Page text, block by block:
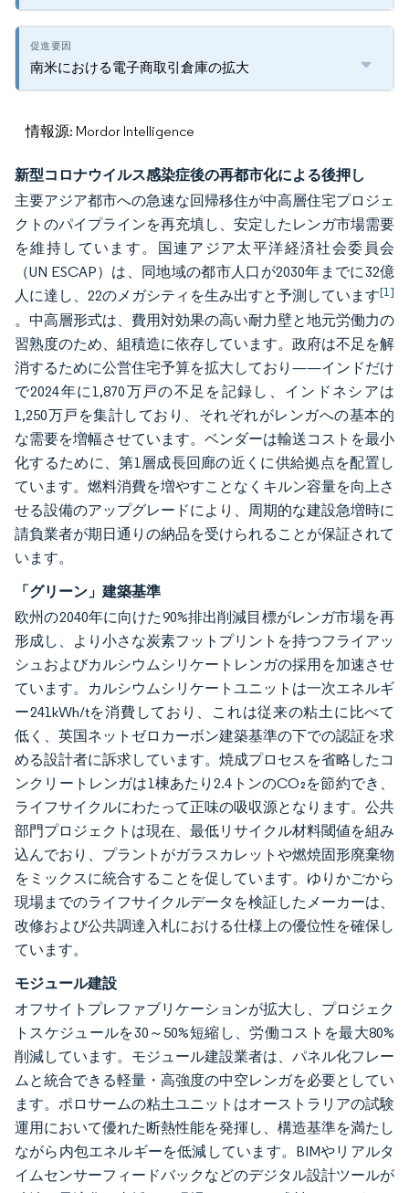
南米における電子商取引倉庫の拡大
情報源: Mordor Intelligence
新型コロナウイルス感染症後の再都市化による後押し
主要アジア都市への急速な回帰移住が中高層住宅プロジェ
クトのパイプラインを再充填し、安定したレンガ市場需要
を維持しています。国連アジア太平洋経済社会委員会
（UN ESCAP）は、同地域の都市人口が2030年までに32億
人に達し、22のメガシティを生み出すと予測しています[1]
。中高層形式は、費用対効果の高い耐力壁と地元労働力の
習熟度のため、組積造に依存しています。政府は不足を解
消するために公営住宅予算を拡大しており——インドだけ
で2024年に1,870万戸の不足を記録し、インドネシアは
1,250万戸を集計しており、それぞれがレンガへの基本的
な需要を増幅させています。ベンダーは輸送コストを最小
化するために、第1層成長回廊の近くに供給拠点を配置し
ています。燃料消費を増やすことなくキルン容量を向上さ
せる設備のアップグレードにより、周期的な建設急増時に
請負業者が期日通りの納品を受けられることが保証されて
います。
「グリーン」建築基準
欧州の2040年に向けた90%排出削減目標がレンガ市場を再
形成し、より小さな炭素フットプリントを持つフライアッ
シュおよびカルシウムシリケートレンガの採用を加速させ
ています。カルシウムシリケートユニットは一次エネルギ
ー241kWh/tを消費しており、これは従来の粘土に比べて
低く、英国ネットゼロカーボン建築基準の下での認証を求
める設計者に訴求しています。焼成プロセスを省略したコ
ンクリートレンガは1棟あたり2.4トンのCO₂を節約でき、
ライフサイクルにわたって正味の吸収源となります。公共
部門プロジェクトは現在、最低リサイクル材料閾値を組み
込んでおり、プラントがガラスカレットや燃焼固形廃棄物
をミックスに統合することを促しています。ゆりかごから
現場までのライフサイクルデータを検証したメーカーは、
改修および公共調達入札における仕様上の優位性を確保し
ています。
モジュール建設
オフサイトプレファブリケーションが拡大し、プロジェク
トスケジュールを30～50%短縮し、労働コストを最大80%
削減しています。モジュール建設業者は、パネル化フレー
ムと統合できる軽量・高強度の中空レンガを必要としてい
ます。ポロサームの粘土ユニットはオーストラリアの試験
運用において優れた断熱性能を発揮し、構造基準を満たし
ながら内包エネルギーを低減しています。BIMやリアルタ
イムセンサーフィードバックなどのデジタル設計ツールが